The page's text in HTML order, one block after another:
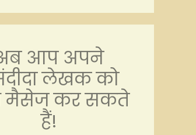
आप अपने
लेखक को
मैसेज कर सकते
हैं!